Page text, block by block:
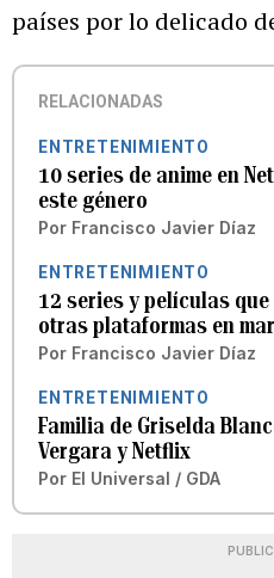
países por lo delicado
RELACIONADAS
ENTRETENIMIENTO
10 series de anime en
este género
Por Francisco Javier Díaz
ENTRETENIMIENTO
12 series y películas
otras plataformas en
Por Francisco Javier Díaz
ENTRETENIMIENTO
Familia de Griselda
Vergara y Netflix
Por El Universal / GDA